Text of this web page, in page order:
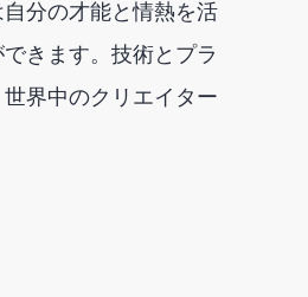
分の才能と情熱を活
きます。技術とプラ
界中のクリエイター